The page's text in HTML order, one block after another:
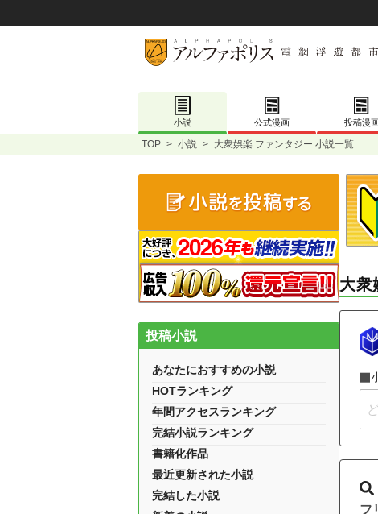
小説 公式漫画 投稿漫
TOP > 小説 > 大衆娯楽 ファンタジー 小説一覧
大衆
フ
投稿小説
あなたにおすすめの小説
HOTランキング
年間アクセスランキング
完結小説ランキング
書籍化作品
最近更新された小説
完結した小説